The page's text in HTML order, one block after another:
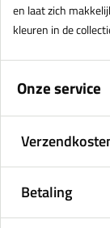
en laat zich
kleuren in de
Onze service
Betaling